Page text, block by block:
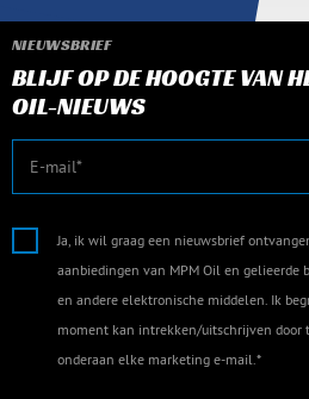
NIEUWSBRIEF
BLIJF OP DE HOOGTE VAN
OIL-NIEUWS
E-mail
Ja, ik wil graag een nieuwsbrief
aanbiedingen van MPM Oil en gelieerde
en andere elektronische middelen. Ik
moment kan intrekken/uitschrijven door
onderaan elke marketing e-mail.*